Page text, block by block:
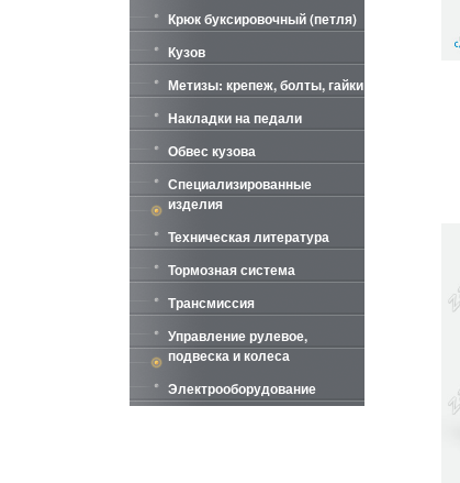
Крюк буксировочный (петля)
Кузов
Метизы: крепеж, болты, гайки
Накладки на педали
Обвес кузова
Специализированные
изделия
Техническая литература
Тормозная система
Трансмиссия
Управление рулевое,
подвеска и колеса
Электрооборудование